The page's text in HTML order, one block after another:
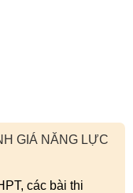
GIÁ NĂNG LỰC
các bài thi